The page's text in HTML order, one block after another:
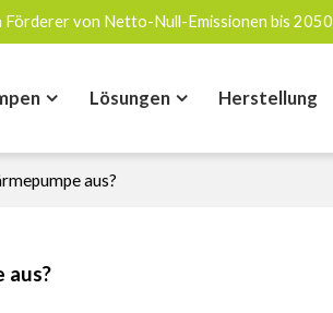
von Netto-Null-Emissionen bis 2050
Lösungen Herstellung
aus?
aus?